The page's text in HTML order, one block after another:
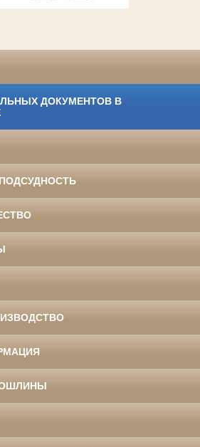
ДОКУМЕНТОВ В